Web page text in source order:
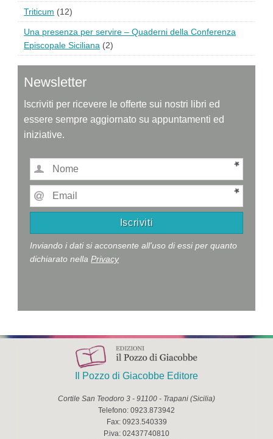
Triticum (12)
Una presenza per servire – Quaderni della Conferenza
Episcopale Siciliana (2)
Newsletter
Iscriviti per ricevere le offerte sui nostri libri ed
essere sempre aggiornato su appuntamenti ed
iniziative.
Inviando i dati si acconsente all'uso di essi per quanto
dichiarato nellaPrivacy
Il Pozzo di Giacobbe Editore
Cortile San Teodoro 3 - 91100 - Trapani (Sicilia)
Telefono: 0923.873942
Fax: 0923.540339
P.iva: 02437740810